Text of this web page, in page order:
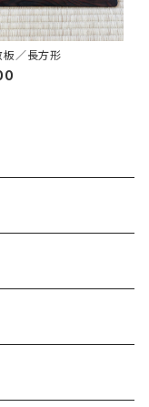
／長方形